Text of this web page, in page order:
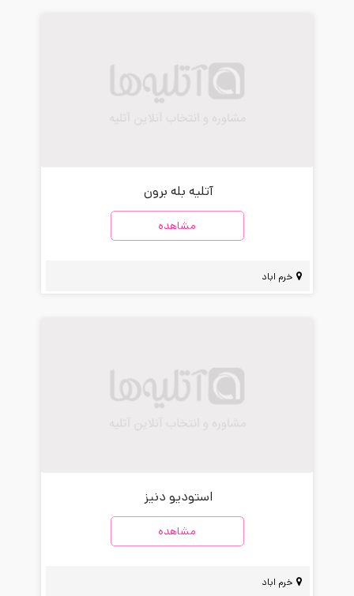
آتلیه بله برون
مشاهده
خرم اباد
استودیو دنیز
مشاهده
خرم اباد